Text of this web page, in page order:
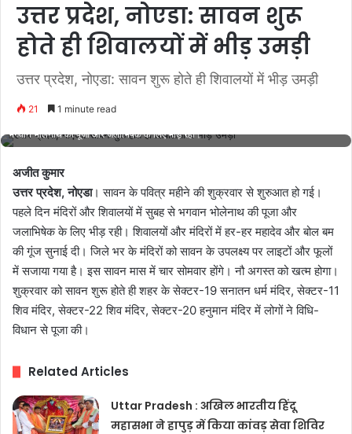
उत्तर प्रदेश, नोएडा: सावन शुरू
होते ही शिवालयों में भीड़ उमड़ी
उत्तर प्रदेश, नोएडा: सावन शुरू होते ही शिवालयों में भीड़ उमड़ी
21 1 minute read
भगवान भोलेनाथ की पूजा और जलाभिषेक के लिए भीड़ रही।
अजीत कुमार
उत्तर प्रदेश, नोएडा। सावन के पवित्र महीने की शुक्रवार से शुरुआत हो गई।
पहले दिन मंदिरों और शिवालयों में सुबह से भगवान भोलेनाथ की पूजा और
जलाभिषेक के लिए भीड़ रही। शिवालयों और मंदिरों में हर-हर महादेव और बोल बम
की गूंज सुनाई दी। जिले भर के मंदिरों को सावन के उपलक्ष्य पर लाइटों और फूलों
में सजाया गया है। इस सावन मास में चार सोमवार होंगे। नौ अगस्त को खत्म होगा।
शुक्रवार को सावन शुरू होते ही शहर के सेक्टर-19 सनातन धर्म मंदिर, सेक्टर-11
शिव मंदिर, सेक्टर-22 शिव मंदिर, सेक्टर-20 हनुमान मंदिर में लोगों ने विधि-
विधान से पूजा की।
Related Articles
Uttar Pradesh : अखिल भारतीय हिंदू
महासभा ने हापुड़ में किया कांवड़ सेवा शिविर